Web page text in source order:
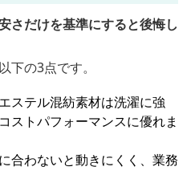
さだけを基準にすると後悔し
下の3点です。
ステル混紡素材は洗濯に強
ストパフォーマンスに優れま
合わないと動きにくく、業務